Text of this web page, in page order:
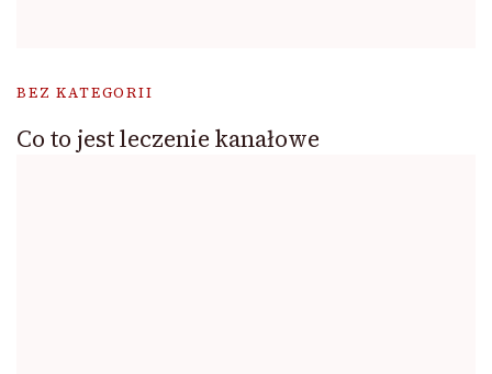
BEZ KATEGORII
Co to jest leczenie kanałowe